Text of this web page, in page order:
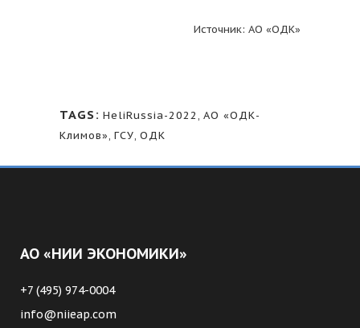
Источник: АО «ОДК»
TAGS: HeliRussia-2022, АО «ОДК-
Климов», ГСУ, ОДК
АО «НИИ ЭКОНОМИКИ»
+7 (495) 974-0004
info@niieap.com